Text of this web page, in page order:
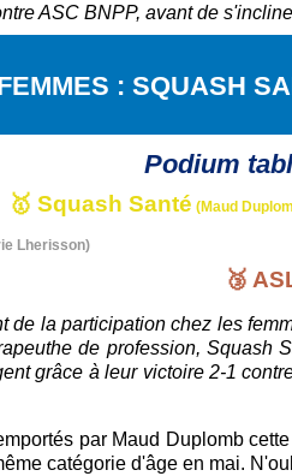
ASC BNPP, avant de
: SQUASH
🥇 Squash Santé (Maud
Lherisson)
🥉
la participation chez les
de profession,
grâce à leur victoire 2-1
par Maud Duplomb
catégorie d'âge en mai.